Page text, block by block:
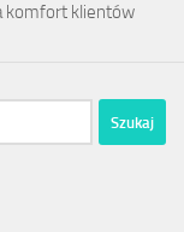
komfort klientów